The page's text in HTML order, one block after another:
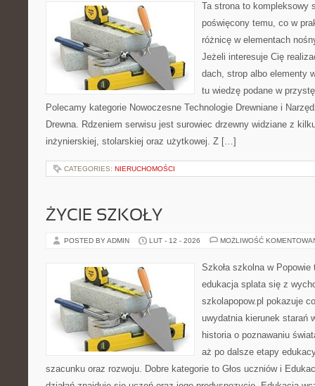
Ta strona to kompleksowy
poświęcony temu, co w
różnicę w elementach
Jeżeli interesuje Cię
dach, strop albo elementy
tu wiedzę podane w
Polecamy kategorie Nowoczesne Technologie Drewniane i
Drewna. Rdzeniem serwisu jest surowiec drzewny widziane z
inżynierskiej, stolarskiej oraz użytkowej. Z […]
CATEGORIES: NIERUCHOMOŚCI
ŻYCIE SZKOŁY
POSTED BY ADMIN LUT - 12 - 2026 MOŻLIWOŚĆ
Szkoła szkolna w
edukacja splata się z
szkolapopow.pl pokazuje
uwydatnia kierunek starań
historia o poznawaniu
aż po dalsze etapy
szacunku oraz rozwoju. Dobre kategorie to Głos uczniów i